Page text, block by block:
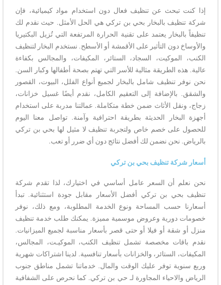
إذا كنت تبحث عن تنظيف فعال دون استخدام مواد كيميائية، فإن
شركة تنظيف بالبخار بحي بن تركي هي الحل الأمثل. حيث نقدم لك
تنظيفاً بالبخار يعتمد على تقنية الحرارة المرتفعة التي تُزيل البكتيريا
والأوساخ دون التأثير على الأقمشة أو الأسطح. نستخدم البخار لتنظيف
الكنب، الموكيت، السجاد، الستائر، المكيفات، والمجالس بكفاءة
عالية. هذه الطريقة مثالية للأسر التي تهتم بصحة أطفالها وكبار السن.
نحن نوفر تنظيف شامل بالبخار لجميع أنواع الفلل، البيوت، القصور
والشقق. بالإضافة إلى التعقيم الكامل، نقدم أيضًا غسيل خزانات،
زجاج، ونقل الأثاث ضمن خطة متكاملة. عمالتنا مدربة على استخدام
أجهزة البخار الحديثة بطريقة احترافية وآمنة. تواصل معنا اليوم
للحصول على خصم خاص ولتجربة تنظيف لا مثيل لها بحي بن تركي
بالرياض. نحن نضمن لك أفضل نتائج دون أي ضرر أو تعب.
أسعار شركة تنظيف بحي بن تركي
نحن نعلم أن السعر عامل أساسي في اختيارك، لذا تقدم شركة
تنظيف بحي بن تركي أفضل الأسعار مقابل جودة استثنائية. تبدأ
أسعارنا حسب المساحة ونوع الخدمة المطلوبة، ومع ذلك، نوفر
خصومات دورية وعروض موسمية مميزة. يمكنك طلب خدمة تنظيف
منزل أو شقة أو فيلا أو حتى قصر بأسعار مناسبة لجميع الميزانيات.
نقدم باقات مخصصة تشمل تنظيف الكنب، الموكيـت، المجالس،
المكيفات، الستائر، والخزانات بأسعار تنافسية. لدينا اشتراكات شهرية
وربع سنوية توفر عليك الوقت والمال. خدماتنا تشمل مناطق جنوب
الرياض والاحياء المجاورة لـ حي بن تركي. كما نحرص على الشفافية